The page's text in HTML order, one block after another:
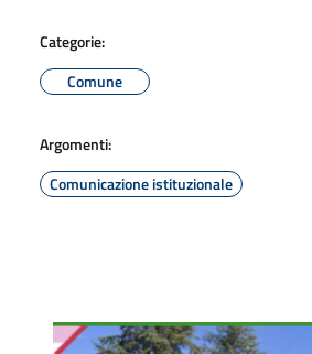
Categorie:
Comune
Argomenti:
Comunicazione istituzionale